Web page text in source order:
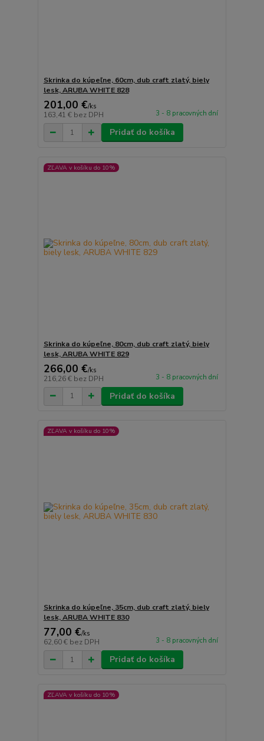
Skrinka do kúpeľne, 60cm, dub craft zlatý, biely
lesk, ARUBA WHITE 828
201,00 €/ks
163,41 € bez DPH 3 - 8 pracovných dní
Pridať do košíka
ZĽAVA v košíku do 10%
Skrinka do kúpeľne, 80cm, dub craft zlatý, biely
lesk, ARUBA WHITE 829
266,00 €/ks
216,26 € bez DPH 3 - 8 pracovných dní
Pridať do košíka
ZĽAVA v košíku do 10%
Skrinka do kúpeľne, 35cm, dub craft zlatý, biely
lesk, ARUBA WHITE 830
77,00 €/ks
62,60 € bez DPH 3 - 8 pracovných dní
Pridať do košíka
ZĽAVA v košíku do 10%